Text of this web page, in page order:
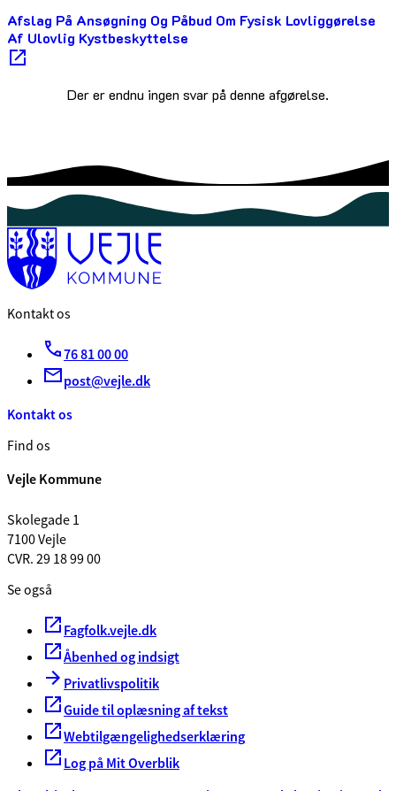
Afslag På Ansøgning Og Påbud Om Fysisk Lovliggørelse
Af Ulovlig Kystbeskyttelse
Der er endnu ingen svar på denne afgørelse.
Kontakt os
76 81 00 00
post@vejle.dk
Kontakt os
Find os
Vejle Kommune
Skolegade 1
7100 Vejle
CVR. 29 18 99 00
Se også
Fagfolk.vejle.dk
Åbenhed og indsigt
Privatlivspolitik
Guide til oplæsning af tekst
Webtilgængelighedserklæring
Log på Mit Overblik